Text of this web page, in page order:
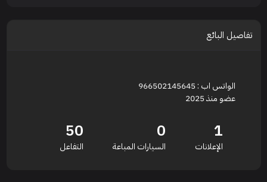
تفاصيل البائع
الواتس اب : 966502145645
عضو منذ 2025
1
الإعلانات
0
السيارات المباعة
50
التفاعل